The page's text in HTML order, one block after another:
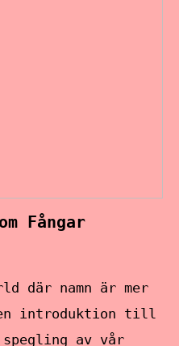
Fångar
där namn är mer
introduktion till
av vår